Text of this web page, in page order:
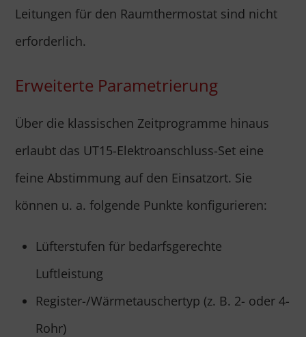
Leitungen für den Raumthermostat sind nicht
erforderlich.
Erweiterte Parametrierung
Über die klassischen Zeitprogramme hinaus
erlaubt das UT15-Elektroanschluss-Set eine
feine Abstimmung auf den Einsatzort. Sie
können u. a. folgende Punkte konfigurieren:
Lüfterstufen für bedarfsgerechte
Luftleistung
Register-/Wärmetauschertyp (z. B. 2- oder 4-
Rohr)